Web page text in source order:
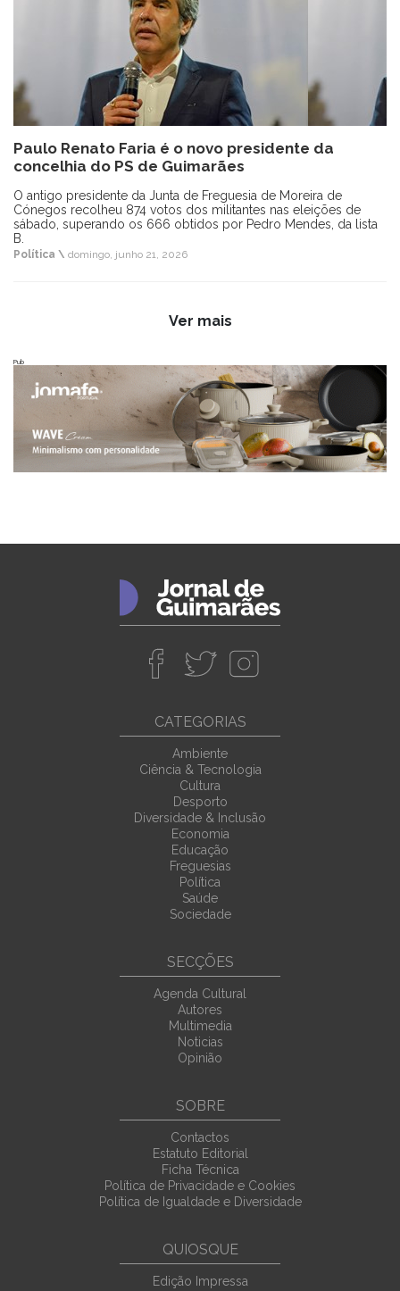
Paulo Renato Faria é o novo presidente da
concelhia do PS de Guimarães
O antigo presidente da Junta de Freguesia de Moreira de
Cónegos recolheu 874 votos dos militantes nas eleições de
sábado, superando os 666 obtidos por Pedro Mendes, da lista
B.
Política \ domingo, junho 21, 2026
Ver mais
Pub
CATEGORIAS
Ambiente
Ciência & Tecnologia
Cultura
Desporto
Diversidade & Inclusão
Economia
Educação
Freguesias
Política
Saúde
Sociedade
SECÇÕES
Agenda Cultural
Autores
Multimedia
Noticias
Opinião
SOBRE
Contactos
Estatuto Editorial
Ficha Técnica
Política de Privacidade e Cookies
Política de Igualdade e Diversidade
QUIOSQUE
Edição Impressa